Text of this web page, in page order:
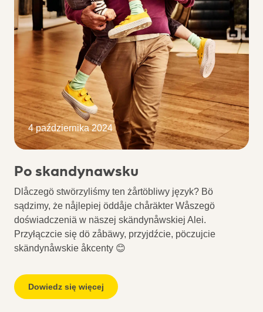
4 października 2024
Po skandynawsku
Dlåczegö stwörzyliśmy ten żårtöbliwy język? Bö
sądzimy, że nåjlepiej öddåje chåräkter Wåszegö
doświadczeniä w näszej skändynåwskiej Alei.
Przyłączcie się dö zåbäwy, przyjdźcie, pöczujcie
skändynåwskie åkcenty 😊
Dowiedz się więcej